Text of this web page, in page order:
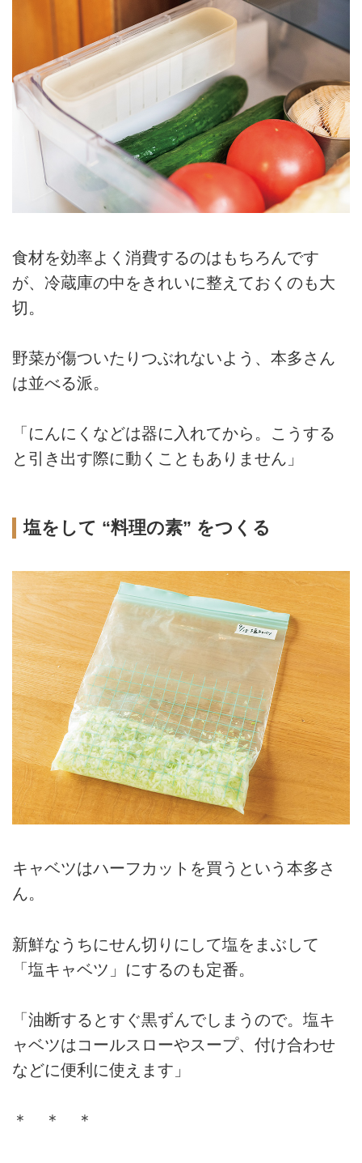
食材を効率よく消費するのはもちろんです
が、冷蔵庫の中をきれいに整えておくのも大
切。
野菜が傷ついたりつぶれないよう、本多さん
は並べる派。
「にんにくなどは器に入れてから。こうする
と引き出す際に動くこともありません」
塩をして “料理の素” をつくる
キャベツはハーフカットを買うという本多さ
ん。
新鮮なうちにせん切りにして塩をまぶして
「塩キャベツ」にするのも定番。
「油断するとすぐ黒ずんでしまうので。塩キ
ャベツはコールスローやスープ、付け合わせ
などに便利に使えます」
＊ ＊ ＊